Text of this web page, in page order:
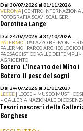
Dal 30/07/2026 al 01/11/2026
VERONA | CENTRO
FOTOGRAFIA SCAVI SCALIGERI
Dorothea Lange
Dal 24/07/2026 al 31/10/2026
PALERMO | PALAZZO BELMONTE
PALERMO I PARCO ARCHEOLOGICO
PAESAGGISTICO VALLE DEI TEMPLI -
AGRIGENTO
Botero. L’incanto del Mito I
Botero. Il peso dei sogni
Dal 24/07/2026 al 31/01/2027
LECCE | LECCE – MUSEO MUST I
– GALLERIA NAZIONALE DI
Tesori nascosti della
Borghese